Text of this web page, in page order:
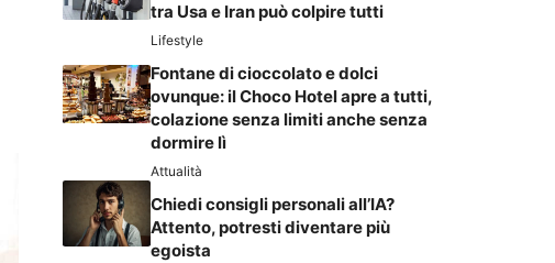
tra Usa e Iran può colpire tutti
Lifestyle
Fontane di cioccolato e dolci
ovunque: il Choco Hotel apre a tutti,
colazione senza limiti anche senza
dormire lì
Attualità
Chiedi consigli personali all’IA?
Attento, potresti diventare più
egoista